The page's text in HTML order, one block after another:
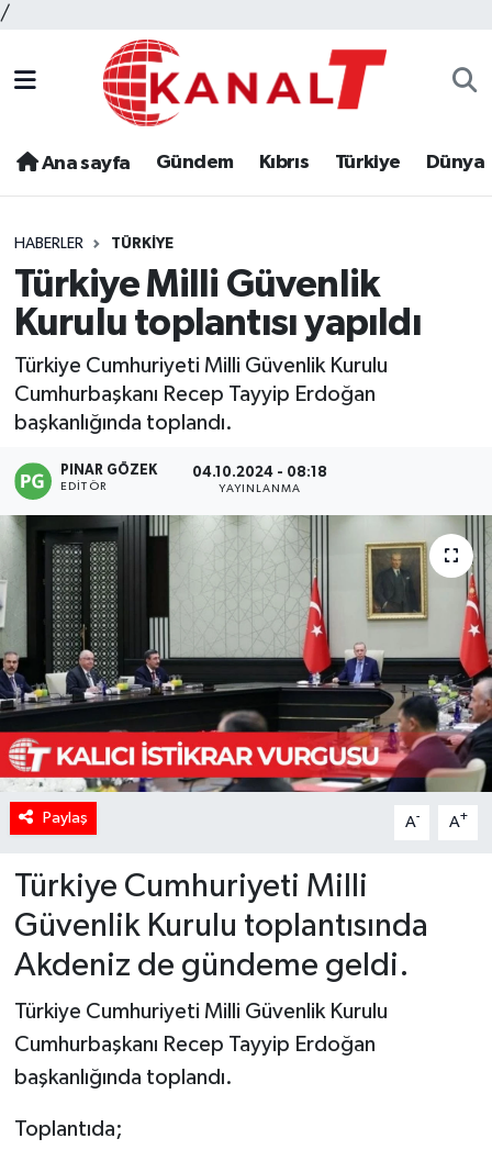
/
Ana sayfa Gündem Kıbrıs Türkiye Dünya
HABERLER TÜRKIYE
Türkiye Milli Güvenlik
Kurulu toplantısı yapıldı
Türkiye Cumhuriyeti Milli Güvenlik Kurulu
Cumhurbaşkanı Recep Tayyip Erdoğan
başkanlığında toplandı.
PINAR GÖZEK
EDITÖR
04.10.2024 - 08:18
YAYINLANMA
Paylaş A- A+
Türkiye Cumhuriyeti Milli
Güvenlik Kurulu toplantısında
Akdeniz de gündeme geldi.
Türkiye Cumhuriyeti Milli Güvenlik Kurulu
Cumhurbaşkanı Recep Tayyip Erdoğan
başkanlığında toplandı.
Toplantıda;